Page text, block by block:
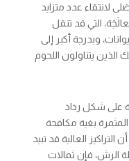
لانتقاء عدد متزايد
التي قد تنقل
وبدرجة أكبر إلى
يتناولون اللحوم
على شكل رذاذ
بغية مكافحة
التراكيز العالية قد تبيد
الرش، فإن ثمالات